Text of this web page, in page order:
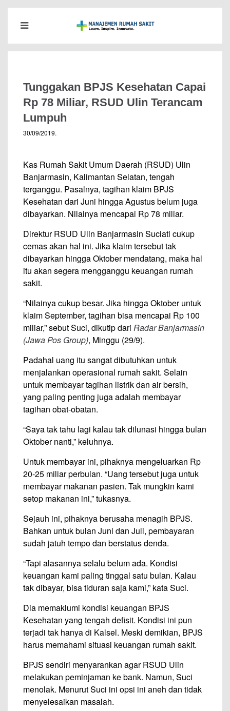
Tunggakan BPJS Kesehatan Capai
Rp 78 Miliar, RSUD Ulin Terancam
Lumpuh
30/09/2019.
Kas Rumah Sakit Umum Daerah (RSUD) Ulin
Banjarmasin, Kalimantan Selatan, tengah
terganggu. Pasalnya, tagihan klaim BPJS
Kesehatan dari Juni hingga Agustus belum juga
dibayarkan. Nilainya mencapai Rp 78 miliar.
Direktur RSUD Ulin Banjarmasin Suciati cukup
cemas akan hal ini. Jika klaim tersebut tak
dibayarkan hingga Oktober mendatang, maka hal
itu akan segera mengganggu keuangan rumah
sakit.
“Nilainya cukup besar. Jika hingga Oktober untuk
klaim September, tagihan bisa mencapai Rp 100
miliar,” sebut Suci, dikutip dari Radar Banjarmasin
(Jawa Pos Group), Minggu (29/9).
Padahal uang itu sangat dibutuhkan untuk
menjalankan operasional rumah sakit. Selain
untuk membayar tagihan listrik dan air bersih,
yang paling penting juga adalah membayar
tagihan obat-obatan.
“Saya tak tahu lagi kalau tak dilunasi hingga bulan
Oktober nanti,” keluhnya.
Untuk membayar ini, pihaknya mengeluarkan Rp
20-25 miliar perbulan. “Uang tersebut juga untuk
membayar makanan pasien. Tak mungkin kami
setop makanan ini,” tukasnya.
Sejauh ini, pihaknya berusaha menagih BPJS.
Bahkan untuk bulan Juni dan Juli, pembayaran
sudah jatuh tempo dan berstatus denda.
“Tapi alasannya selalu belum ada. Kondisi
keuangan kami paling tinggal satu bulan. Kalau
tak dibayar, bisa tiduran saja kami,” kata Suci.
Dia memaklumi kondisi keuangan BPJS
Kesehatan yang tengah defisit. Kondisi ini pun
terjadi tak hanya di Kalsel. Meski demikian, BPJS
harus memahami situasi keuangan rumah sakit.
BPJS sendiri menyarankan agar RSUD Ulin
melakukan peminjaman ke bank. Namun, Suci
menolak. Menurut Suci ini opsi ini aneh dan tidak
menyelesaikan masalah.